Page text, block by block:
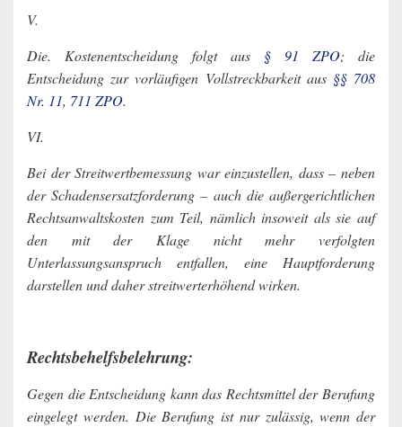
V.
Die. Kostenentscheidung folgt aus § 91 ZPO; die
Entscheidung zur vorläufigen Vollstreckbarkeit aus §§ 708
Nr. 11, 711 ZPO.
VI.
Bei der Streitwertbemessung war einzustellen, dass – neben
der Schadensersatzforderung – auch die außergerichtlichen
Rechtsanwaltskosten zum Teil, nämlich insoweit als sie auf
den mit der Klage nicht mehr verfolgten
Unterlassungsanspruch entfallen, eine Hauptforderung
darstellen und daher streitwerterhöhend wirken.
Rechtsbehelfsbelehrung:
Gegen die Entscheidung kann das Rechtsmittel der Berufung
eingelegt werden. Die Berufung ist nur zulässig, wenn der